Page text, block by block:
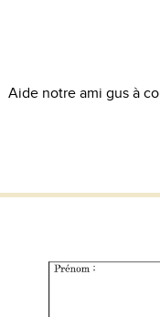
Aide notre ami gus à